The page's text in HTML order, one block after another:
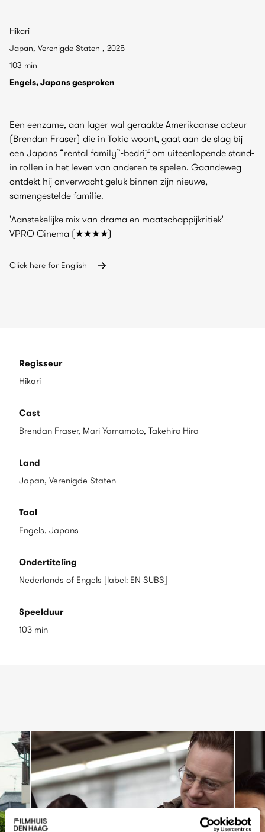
Hikari
Japan, Verenigde Staten , 2025
103 min
Engels, Japans gesproken
Een eenzame, aan lager wal geraakte Amerikaanse acteur
(Brendan Fraser) die in Tokio woont, gaat aan de slag bij
een Japans “rental family”-bedrijf om uiteenlopende stand-
in rollen in het leven van anderen te spelen. Gaandeweg
ontdekt hij onverwacht geluk binnen zijn nieuwe,
samengestelde familie.
'Aanstekelijke mix van drama en maatschappijkritiek' -
VPRO Cinema (★★★★)
Click here for English
Regisseur
Hikari
Cast
Brendan Fraser, Mari Yamamoto, Takehiro Hira
Land
Japan, Verenigde Staten
Taal
Engels, Japans
Ondertiteling
Nederlands of Engels [label: EN SUBS]
Speelduur
103 min